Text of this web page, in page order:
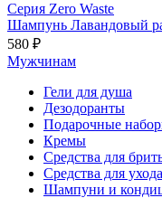
Серия Zero Waste
Шампунь Лавандовый
580 ₽
Мужчинам
Гели для душа
Дезодоранты
Подарочные
Кремы
Средства для
Средства для
Шампуни и